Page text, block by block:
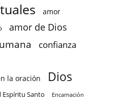
amor
amor de Dios
confianza
la oración Dios
Espíritu Santo Encarnación